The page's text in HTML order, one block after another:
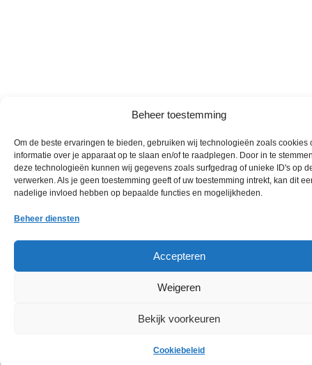
Beheer toestemming
Om de beste ervaringen te bieden, gebruiken wij technologieën zoals cookies
informatie over je apparaat op te slaan en/of te raadplegen. Door in te
deze technologieën kunnen wij gegevens zoals surfgedrag of unieke ID's op
verwerken. Als je geen toestemming geeft of uw toestemming intrekt, kan dit
nadelige invloed hebben op bepaalde functies en mogelijkheden.
Beheer diensten
Accepteren
Weigeren
Bekijk voorkeuren
Cookiebeleid